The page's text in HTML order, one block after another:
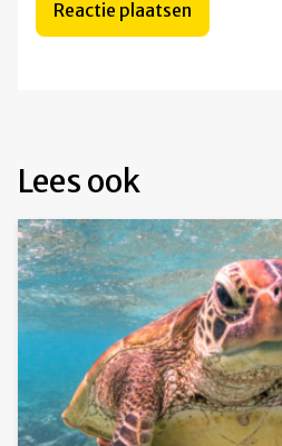
Lees ook